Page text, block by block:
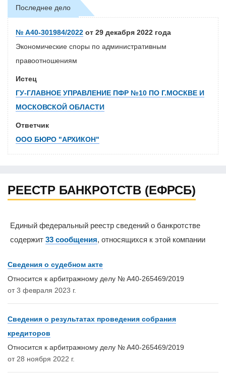
Последнее дело
№ А40-301984/2022 от 29 декабря 2022 года
Экономические споры по административным
правоотношениям
Истец
ГУ-ГЛАВНОЕ УПРАВЛЕНИЕ ПФР №10 ПО Г.МОСКВЕ И
МОСКОВСКОЙ ОБЛАСТИ
Ответчик
ООО БЮРО "АРХИКОН"
РЕЕСТР БАНКРОТСТВ (ЕФРСБ)
Единый федеральный реестр сведений о банкротстве
содержит 33 сообщения, относящихся к этой компании
Сведения о судебном акте
Относится к арбитражному делу № А40-265469/2019
от 3 февраля 2023 г.
Сведения о результатах проведения собрания
кредиторов
Относится к арбитражному делу № А40-265469/2019
от 28 ноября 2022 г.